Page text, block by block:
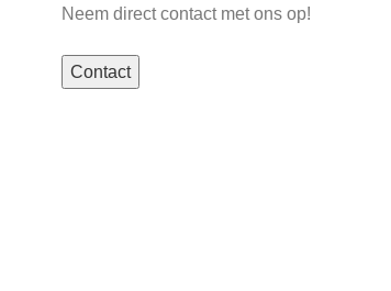
Neem direct contact met ons op!
Contact